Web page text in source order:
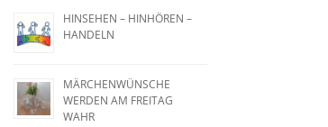
HINSEHEN – HINHÖREN –
HANDELN
MÄRCHENWÜNSCHE
WERDEN AM FREITAG
WAHR